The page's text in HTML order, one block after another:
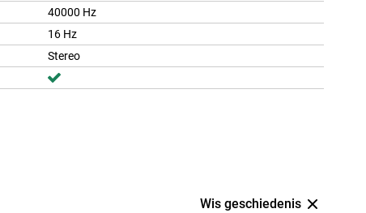
40000 Hz
16 Hz
Stereo
Wis geschiedenis